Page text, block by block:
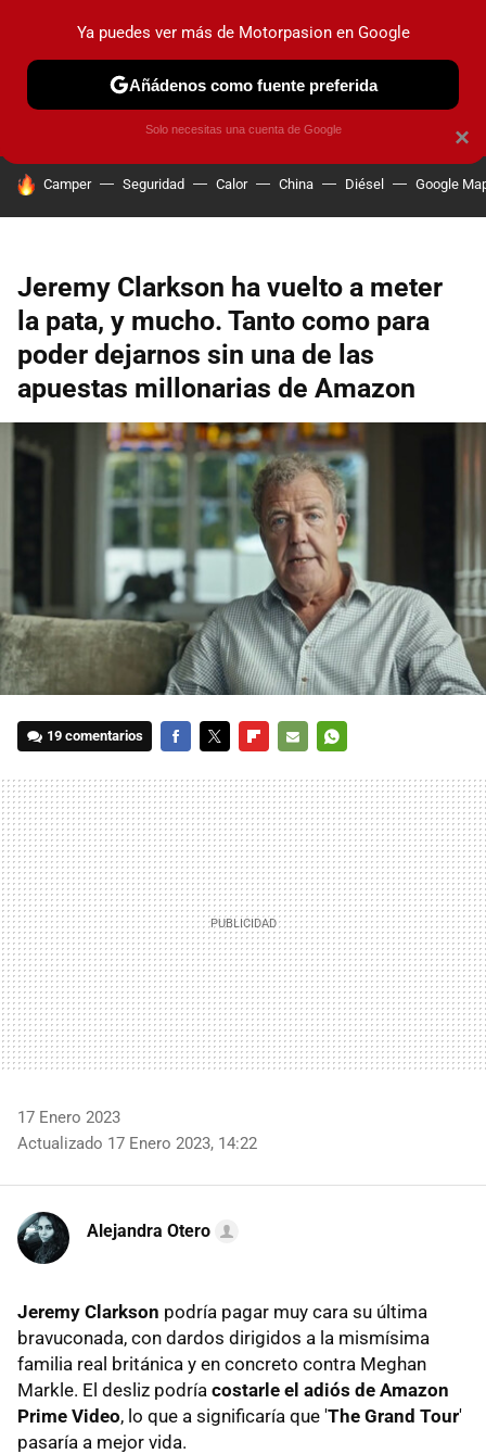
PRUEBAS COCHES ELÉCTRICOS OBSERVATORIO
HOY SE HABLA DE
Camper Seguridad Calor China Diésel Google
Jeremy Clarkson ha vuelto a meter
la pata, y mucho. Tanto como para
poder dejarnos sin una de las
apuestas millonarias de Amazon
19 comentarios
MAIL
17 Enero 2023
Actualizado 17 Enero 2023, 14:22
Alejandra Otero
Jeremy Clarkson podría pagar muy cara su última
bravuconada, con dardos dirigidos a la mismísima
familia real británica y en concreto contra Meghan
Markle. El desliz podría costarle el adiós de Amazon
Prime Video, lo que a significaría que 'The Grand Tour'
pasaría a mejor vida.
×
Ya puedes ver más de Motorpasion en Google
Añádenos como fuente preferida
Solo necesitas una cuenta de Google